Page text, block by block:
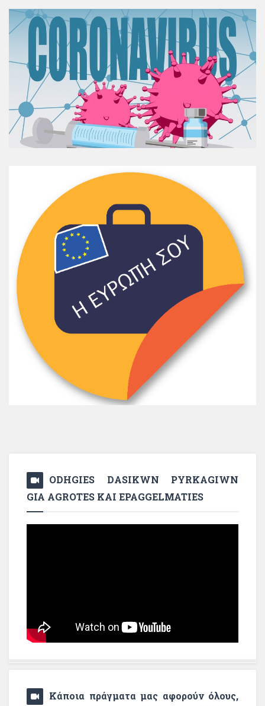
ODHGIES DASIKWN PYRKAGIWN
GIA AGROTES KAI EPAGGELMATIES
Κάποια πράγματα μας αφορούν όλους,